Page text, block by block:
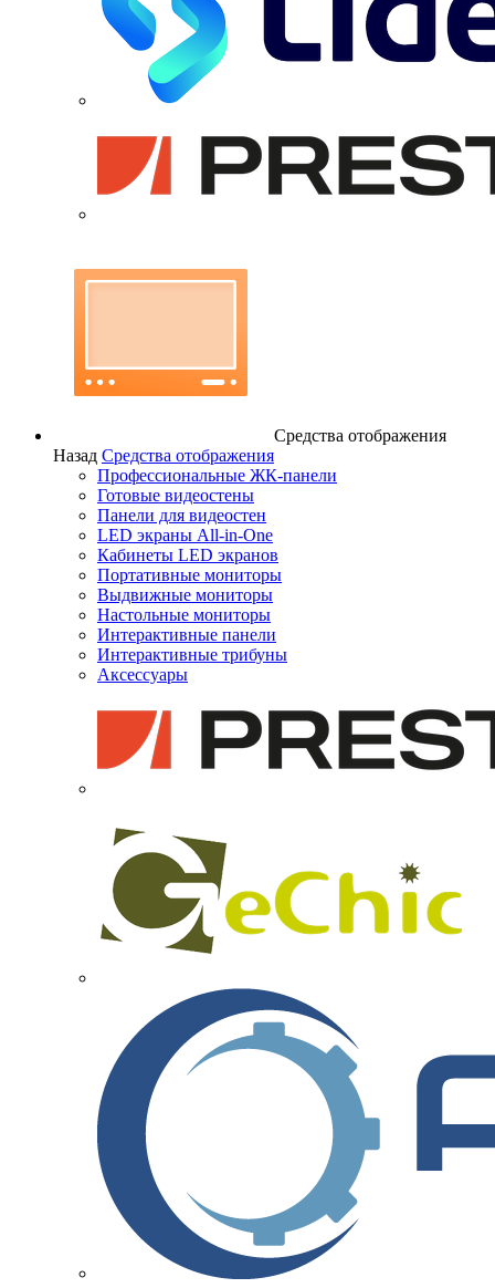
Средства отображения
Назад Средства отображения
Профессиональные ЖК-панели
Готовые видеостены
Панели для видеостен
LED экраны All-in-One
Кабинеты LED экранов
Портативные мониторы
Выдвижные мониторы
Настольные мониторы
Интерактивные панели
Интерактивные трибуны
Аксессуары